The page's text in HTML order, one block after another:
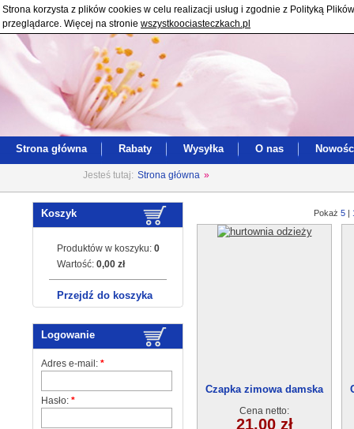
Strona korzysta z plików cookies w celu realizacji usług i zgodnie z Polityką
przeglądarce. Więcej na stronie wszystkoociasteczkach.pl
Strona główna Rabaty Wysyłka O nas
Jesteś tutaj: Strona główna »
Koszyk
Produktów w koszyku: 0
Wartość: 0,00 zł
Przejdź do koszyka
Logowanie
Adres e-mail: *
Hasło: *
Pokaż 5 |
Czapka zimowa damska
Cena netto:
21,00 zł